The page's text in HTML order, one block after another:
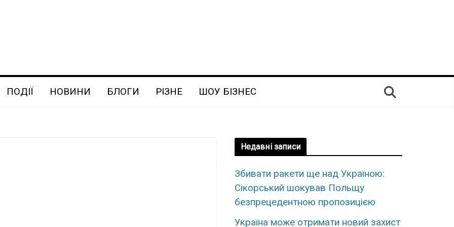
ПОДІЇ НОВИНИ БЛОГИ РІЗНЕ ШОУ БІЗНЕС
Недавні записи
Збивати ракети ще над Україною:
Сікорський шокував Польщу
безпрецедентною пропозицією
Україна може отримати новий захист